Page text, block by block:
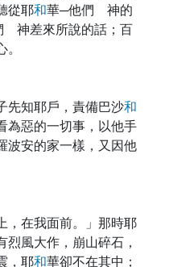
從耶和華─他們 神的
神差來所說的話；百
先知耶戶，責備巴沙和
為惡的一切事，以他手
波安的家一樣，又因他
，在我面前。」那時耶
風大作，崩山碎石，
，耶和華卻不在其中；